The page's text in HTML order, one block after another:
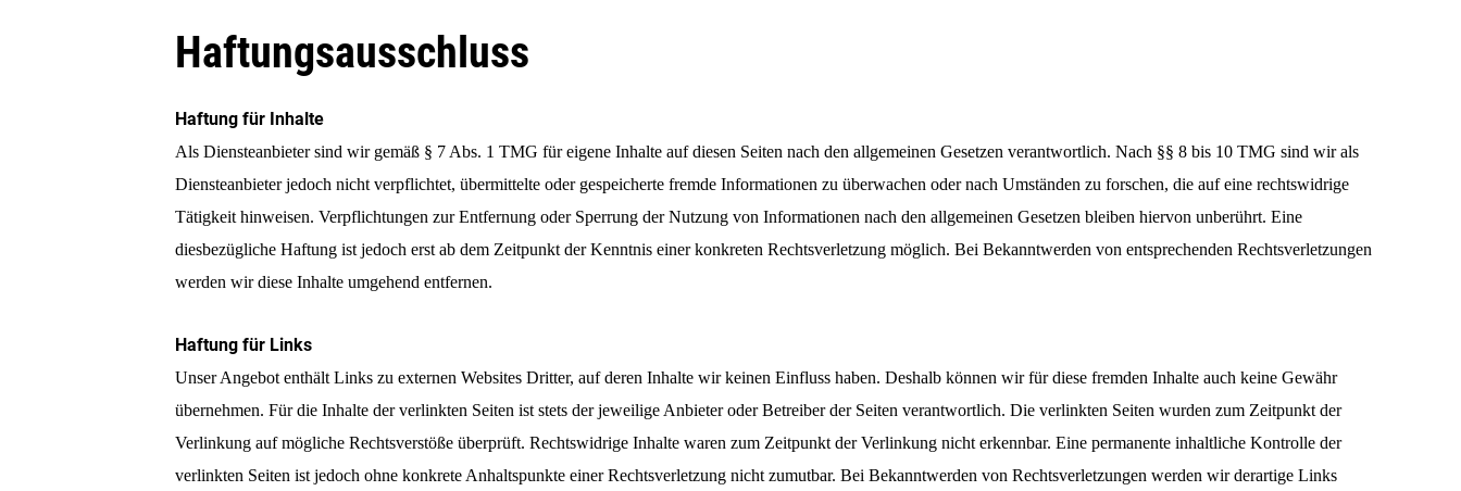
Haftungsausschluss
Haftung für Inhalte
Als Diensteanbieter sind wir gemäß § 7 Abs. 1 TMG für eigene Inhalte auf diesen Seiten nach den allgemeinen Gesetzen verantwortlich. Nach §§ 8 bis 10 TMG sind wir als
Diensteanbieter jedoch nicht verpflichtet, übermittelte oder gespeicherte fremde Informationen zu überwachen oder nach Umständen zu forschen, die auf eine rechtswidrige
Tätigkeit hinweisen. Verpflichtungen zur Entfernung oder Sperrung der Nutzung von Informationen nach den allgemeinen Gesetzen bleiben hiervon unberührt. Eine
diesbezügliche Haftung ist jedoch erst ab dem Zeitpunkt der Kenntnis einer konkreten Rechtsverletzung möglich. Bei Bekanntwerden von entsprechenden Rechtsverletzungen
werden wir diese Inhalte umgehend entfernen.
Haftung für Links
Unser Angebot enthält Links zu externen Websites Dritter, auf deren Inhalte wir keinen Einfluss haben. Deshalb können wir für diese fremden Inhalte auch keine Gewähr
übernehmen. Für die Inhalte der verlinkten Seiten ist stets der jeweilige Anbieter oder Betreiber der Seiten verantwortlich. Die verlinkten Seiten wurden zum Zeitpunkt der
Verlinkung auf mögliche Rechtsverstöße überprüft. Rechtswidrige Inhalte waren zum Zeitpunkt der Verlinkung nicht erkennbar. Eine permanente inhaltliche Kontrolle der
verlinkten Seiten ist jedoch ohne konkrete Anhaltspunkte einer Rechtsverletzung nicht zumutbar. Bei Bekanntwerden von Rechtsverletzungen werden wir derartige Links